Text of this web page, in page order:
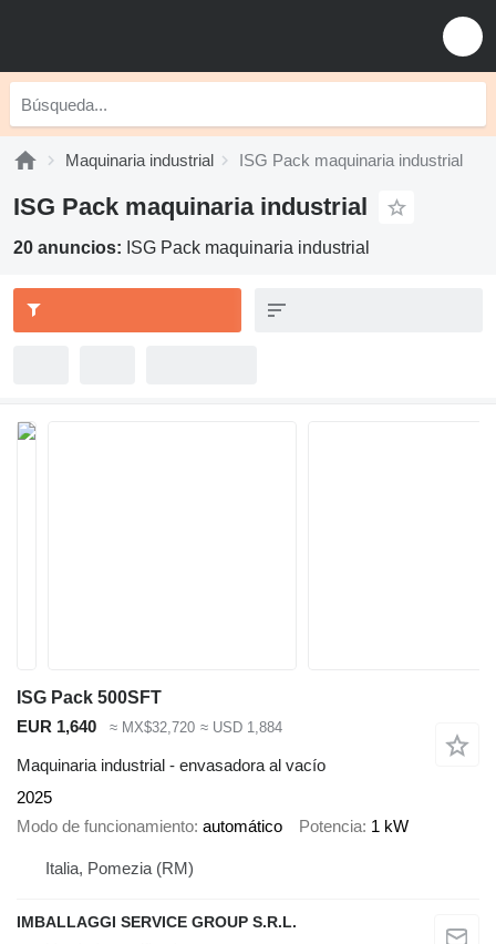
Maquinaria industrial ISG Pack maquinaria industrial
ISG Pack maquinaria industrial
20 anuncios: ISG Pack maquinaria industrial
ISG Pack 500SFT
EUR 1,640
≈ MX$32,720 ≈ USD 1,884
Maquinaria industrial - envasadora al vacío
2025
Modo de funcionamiento automático Potencia 1 kW
Italia, Pomezia (RM)
IMBALLAGGI SERVICE GROUP S.R.L.